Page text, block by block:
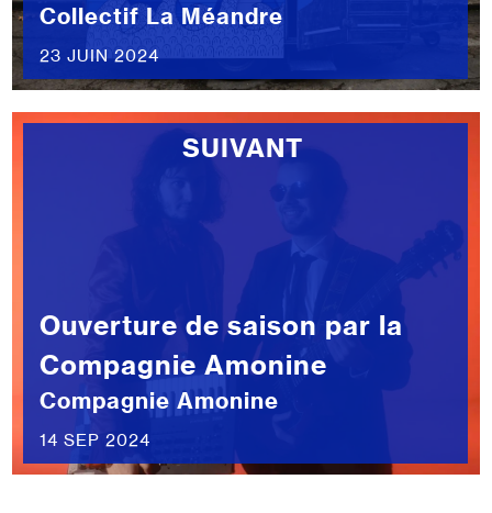
Collectif La Méandre
23 JUIN 2024
SUIVANT
Ouverture de saison par la
Compagnie Amonine
Compagnie Amonine
14 SEP 2024